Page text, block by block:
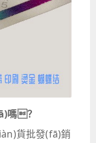
嗎？
貨批發(fā)銷